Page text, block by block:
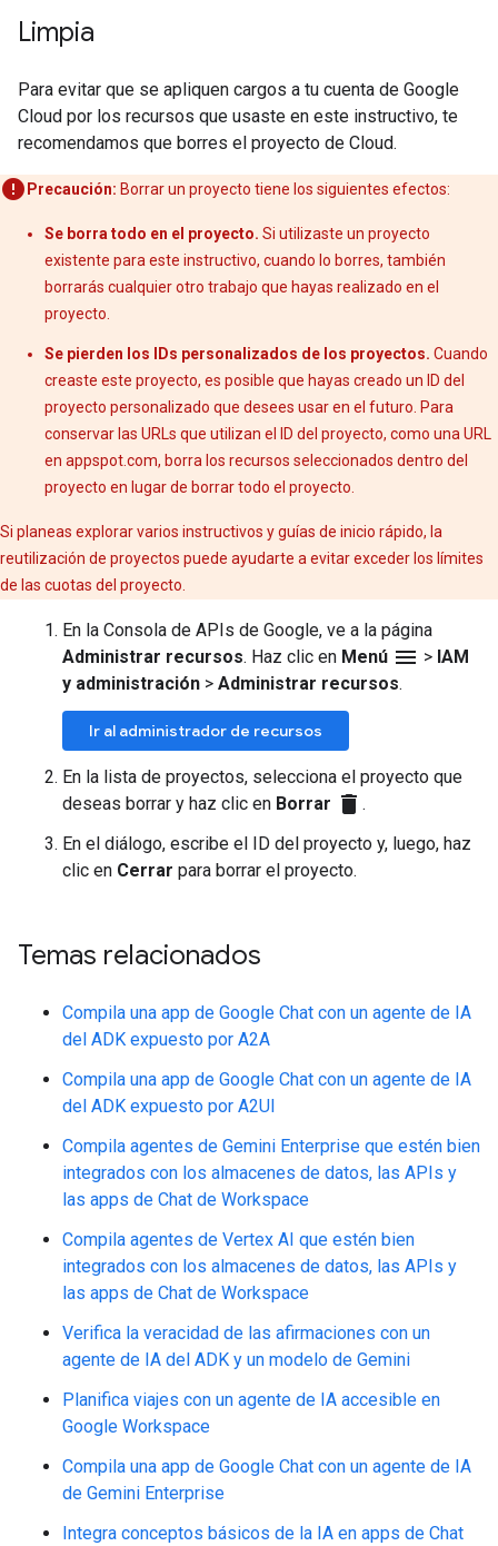
Limpia
Para evitar que se apliquen cargos a tu cuenta de Google
Cloud por los recursos que usaste en este instructivo, te
recomendamos que borres el proyecto de Cloud.
Precaución: Borrar un proyecto tiene los siguientes efectos:
Se borra todo en el proyecto. Si utilizaste un proyecto
existente para este instructivo, cuando lo borres, también
borrarás cualquier otro trabajo que hayas realizado en el
proyecto.
Se pierden los IDs personalizados de los proyectos. Cuando
creaste este proyecto, es posible que hayas creado un ID del
proyecto personalizado que desees usar en el futuro. Para
conservar las URLs que utilizan el ID del proyecto, como una URL
en appspot.com, borra los recursos seleccionados dentro del
proyecto en lugar de borrar todo el proyecto.
Si planeas explorar varios instructivos y guías de inicio rápido, la
reutilización de proyectos puede ayudarte a evitar exceder los límites
de las cuotas del proyecto.
En la Consola de APIs de Google, ve a la página
Administrar recursos. Haz clic en Menú menu > IAM
y administración > Administrar recursos.
Ir al administrador de recursos
En la lista de proyectos, selecciona el proyecto que
deseas borrar y haz clic en Borrar delete .
En el diálogo, escribe el ID del proyecto y, luego, haz
clic en Cerrar para borrar el proyecto.
Temas relacionados
Compila una app de Google Chat con un agente de IA
del ADK expuesto por A2A
Compila una app de Google Chat con un agente de IA
del ADK expuesto por A2UI
Compila agentes de Gemini Enterprise que estén bien
integrados con los almacenes de datos, las APIs y
las apps de Chat de Workspace
Compila agentes de Vertex AI que estén bien
integrados con los almacenes de datos, las APIs y
las apps de Chat de Workspace
Verifica la veracidad de las afirmaciones con un
agente de IA del ADK y un modelo de Gemini
Planifica viajes con un agente de IA accesible en
Google Workspace
Compila una app de Google Chat con un agente de IA
de Gemini Enterprise
Integra conceptos básicos de la IA en apps de Chat